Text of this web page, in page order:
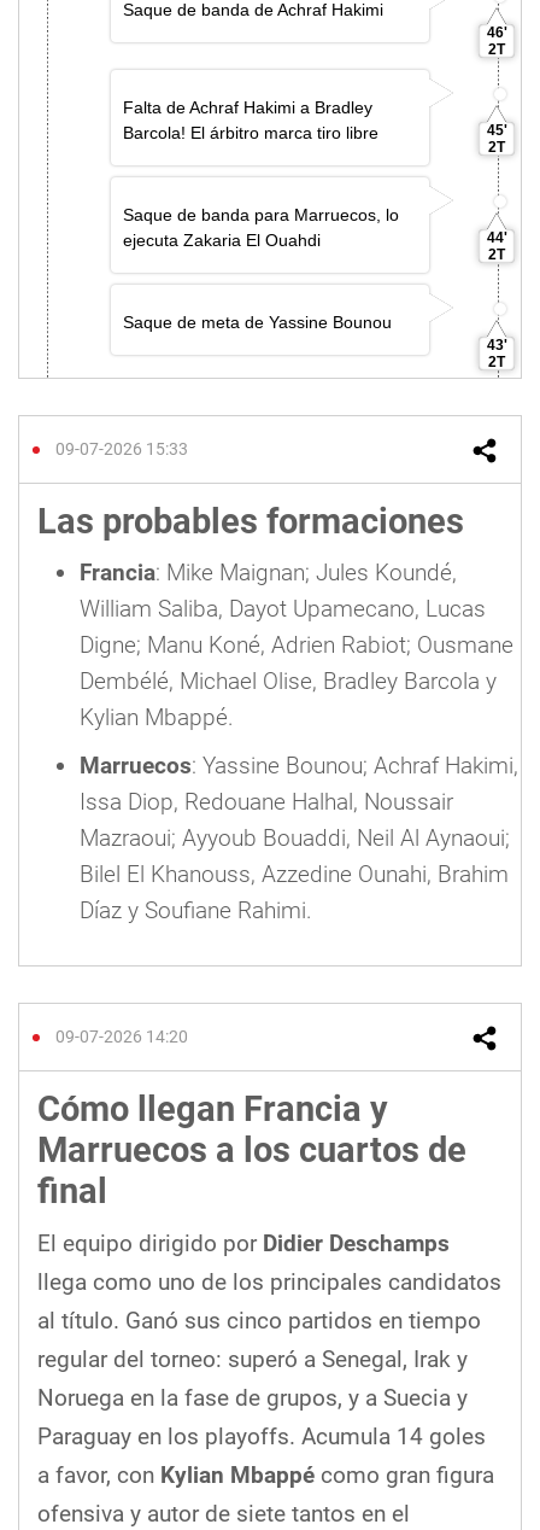
09-07-2026 15:33
Las probables formaciones
Francia: Mike Maignan; Jules Koundé,
William Saliba, Dayot Upamecano, Lucas
Digne; Manu Koné, Adrien Rabiot; Ousmane
Dembélé, Michael Olise, Bradley Barcola y
Kylian Mbappé.
Marruecos: Yassine Bounou; Achraf Hakimi,
Issa Diop, Redouane Halhal, Noussair
Mazraoui; Ayyoub Bouaddi, Neil Al Aynaoui;
Bilel El Khanouss, Azzedine Ounahi, Brahim
Díaz y Soufiane Rahimi.
09-07-2026 14:20
Cómo llegan Francia y
Marruecos a los cuartos de
final
El equipo dirigido por Didier Deschamps
llega como uno de los principales candidatos
al título. Ganó sus cinco partidos en tiempo
regular del torneo: superó a Senegal, Irak y
Noruega en la fase de grupos, y a Suecia y
Paraguay en los playoffs. Acumula 14 goles
a favor, con Kylian Mbappé como gran figura
ofensiva y autor de siete tantos en el